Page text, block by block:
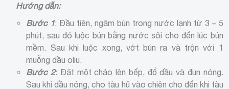
Hướng dẫn:
Bước 1: Đầu tiên, ngâm bún trong nước lạnh từ 3 – 5
phút, sau đó luộc bún bằng nước sôi cho đến lúc bún
mềm. Sau khi luộc xong, vớt bún ra và trộn với 1
muỗng dầu oliu.
Bước 2: Đặt một chảo lên bếp, đổ dầu và đun nóng.
Sau khi dầu nóng, cho tàu hũ vào chiên cho đến khi tàu